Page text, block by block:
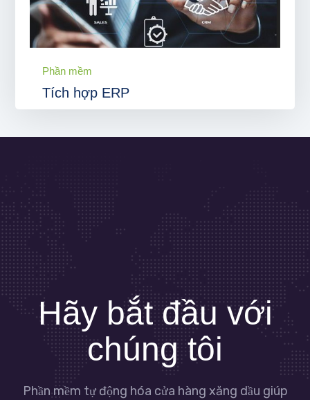
Phần mềm
Tích hợp ERP
Hãy bắt đầu với
chúng tôi
Phần mềm tự động hóa cửa hàng xăng dầu giúp